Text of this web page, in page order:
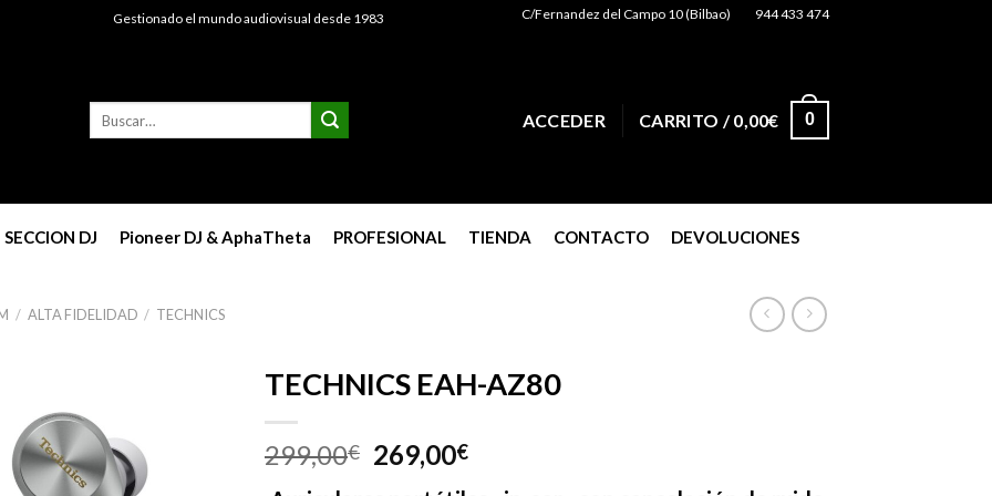
Gestionado el mundo audiovisual desde 1983 C/Fernandez del Campo 10 (Bilbao) 944 433 474
ACCEDER CARRITO /0,00€ 0
SECCION DJ Pioneer DJ & AphaTheta PROFESIONAL TIENDA CONTACTO DEVOLUCIONES
/ ALTA FIDELIDAD / TECHNICS
TECHNICS EAH-AZ80
299,00€ 269,00€